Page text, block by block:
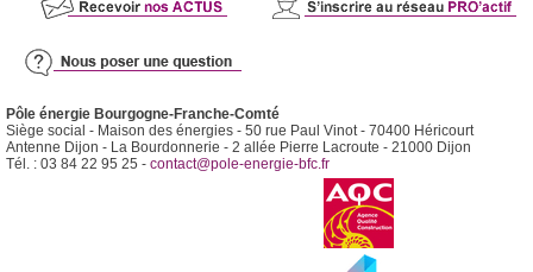
Pôle énergie Bourgogne-Franche-Comté
Siège social - Maison des énergies - 50 rue Paul Vinot - 70400 Héricourt
Antenne Dijon - La Bourdonnerie - 2 allée Pierre Lacroute - 21000 Dijon
Tél. : 03 84 22 95 25 - contact@pole-energie-bfc.fr